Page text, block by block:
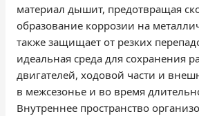
материал дышит, предотвращая
образование коррозии на
также защищает от резких
идеальная среда для сохранения
двигателей, ходовой части и
в межсезонье и во время
Внутреннее пространство